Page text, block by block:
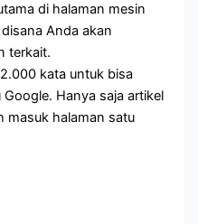
di halaman mesin
Anda akan
terkait.
kata untuk bisa
Hanya saja artikel
masuk halaman satu